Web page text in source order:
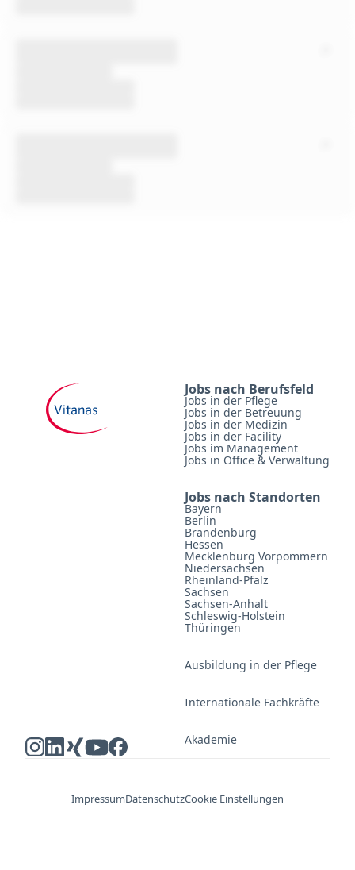
Jobs nach Berufsfeld
Jobs in der Pflege
Jobs in der Betreuung
Jobs in der Medizin
Jobs in der Facility
Jobs im Management
Jobs in Office & Verwaltung
Jobs nach Standorten
Bayern
Berlin
Brandenburg
Hessen
Mecklenburg Vorpommern
Niedersachsen
Rheinland-Pfalz
Sachsen
Sachsen-Anhalt
Schleswig-Holstein
Thüringen
Ausbildung in der Pflege
Internationale Fachkräfte
Akademie
ImpressumDatenschutzCookie Einstellungen